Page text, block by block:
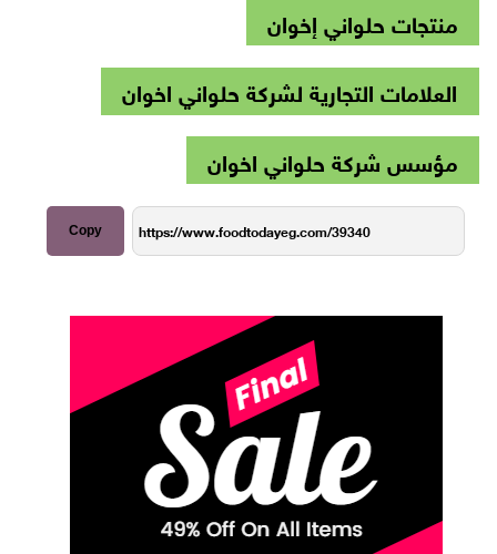
منتجات حلواني إخوان
العلامات التجارية لشركة حلواني اخوان
مؤسس شركة حلواني اخوان
Copy